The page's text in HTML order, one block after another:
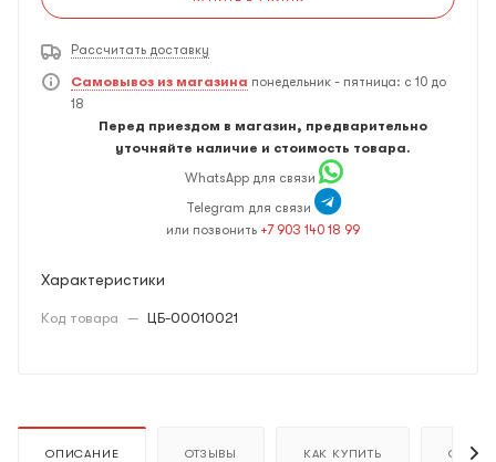
Рассчитать доставку
Самовывоз из магазина понедельник - пятница: с 10 до
18
Перед приездом в магазин, предварительно
уточняйте наличие и стоимость товара.
WhatsApp для связи
Telegram для связи
или позвонить +7 903 140 18 99
Характеристики
Код товара — ЦБ-00010021
ОПИСАНИЕ ОТЗЫВЫ КАК КУПИТЬ ОПЛАТА